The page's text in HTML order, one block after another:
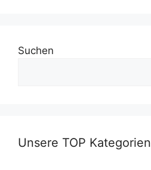
Suchen
Unsere TOP Kategorien